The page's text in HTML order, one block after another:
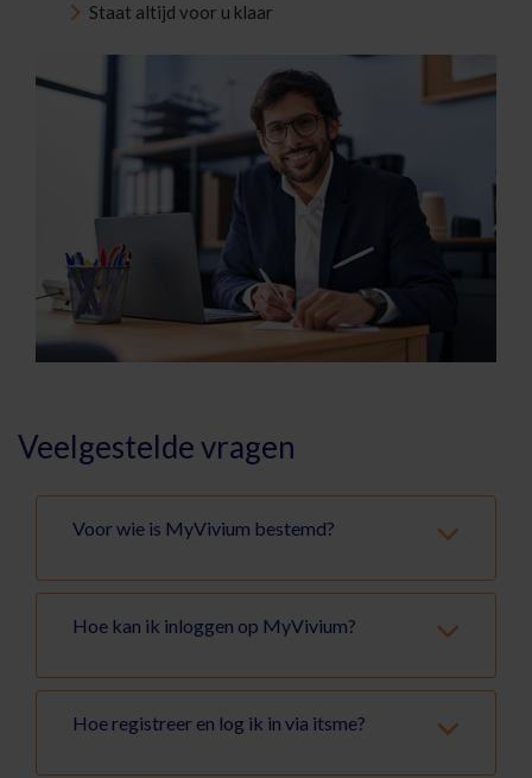
Staat altijd voor u klaar
Veelgestelde vragen
Voor wie is MyVivium bestemd?
Hoe kan ik inloggen op MyVivium?
Hoe registreer en log ik in via itsme?